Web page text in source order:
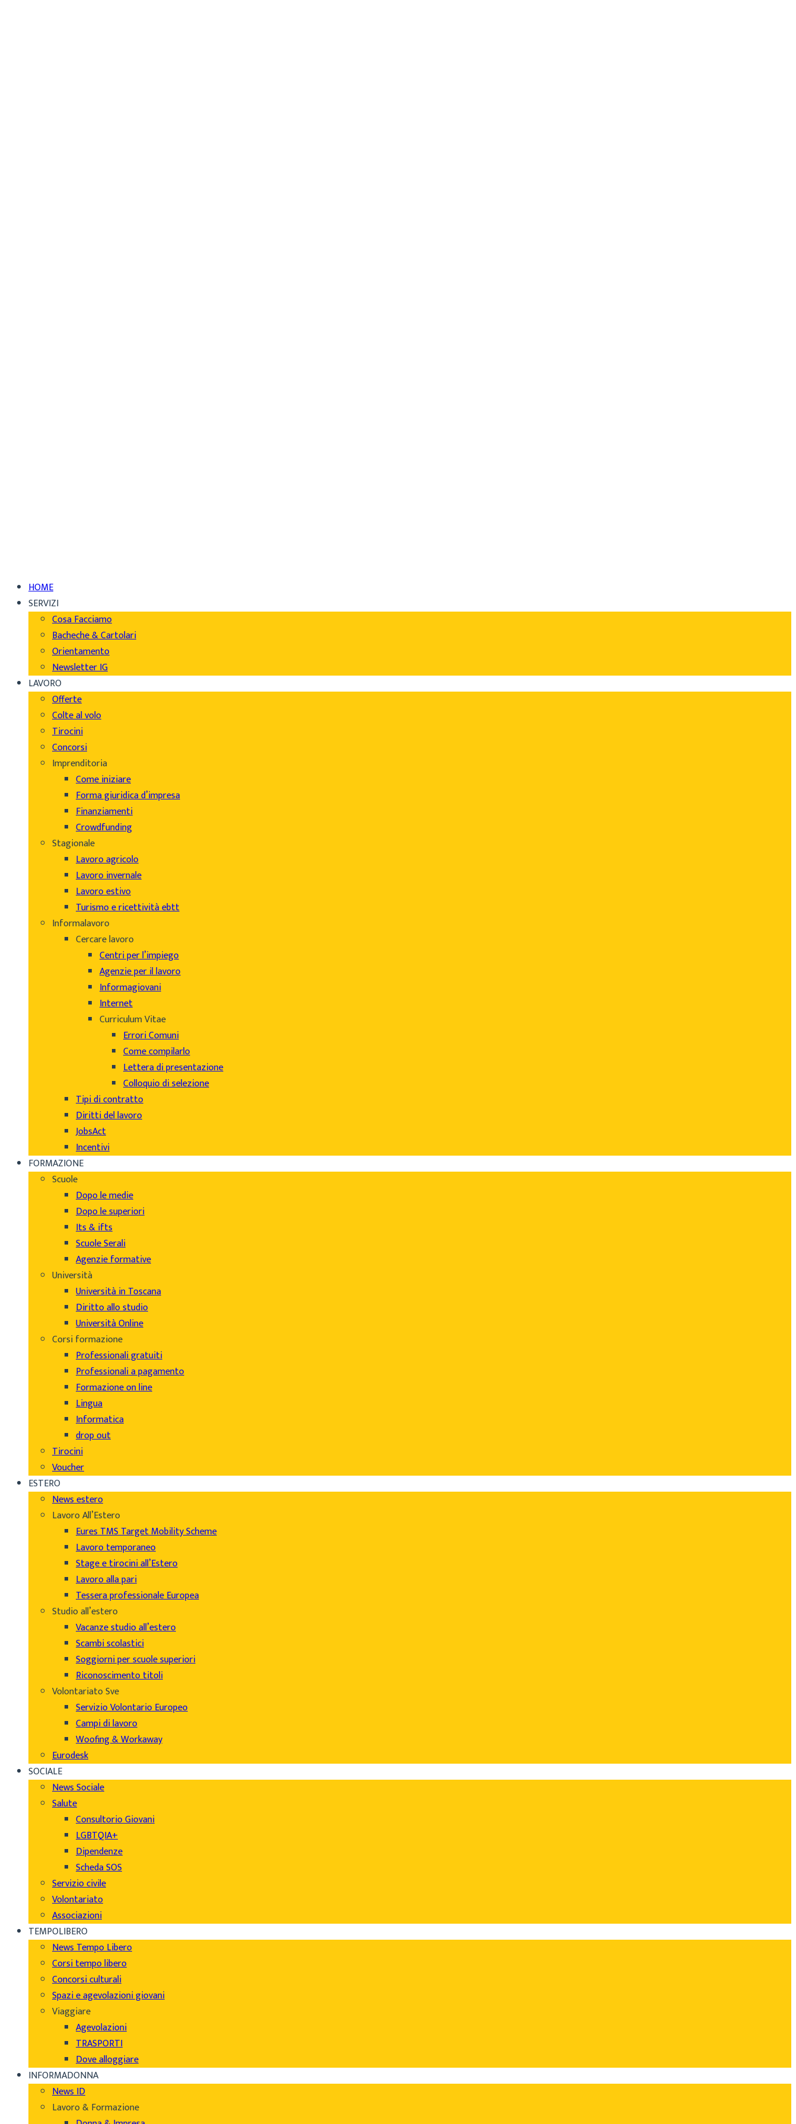
HOME
SERVIZI
Cosa Facciamo
Bacheche & Cartolari
Orientamento
Newsletter IG
LAVORO
Offerte
Colte al volo
Tirocini
Concorsi
Imprenditoria
Come iniziare
Forma giuridica d’impresa
Finanziamenti
Crowdfunding
Stagionale
Lavoro agricolo
Lavoro invernale
Lavoro estivo
Turismo e ricettività ebtt
Informalavoro
Cercare lavoro
Centri per l’impiego
Agenzie per il lavoro
Informagiovani
Internet
Curriculum Vitae
Errori Comuni
Come compilarlo
Lettera di presentazione
Colloquio di selezione
Tipi di contratto
Diritti del lavoro
JobsAct
Incentivi
FORMAZIONE
Scuole
Dopo le medie
Dopo le superiori
Its & ifts
Scuole Serali
Agenzie formative
Università
Università in Toscana
Diritto allo studio
Università Online
Corsi formazione
Professionali gratuiti
Professionali a pagamento
Formazione on line
Lingua
Informatica
drop out
Tirocini
Voucher
ESTERO
News estero
Lavoro All’Estero
Eures TMS Target Mobility Scheme
Lavoro temporaneo
Stage e tirocini all’Estero
Lavoro alla pari
Tessera professionale Europea
Studio all’estero
Vacanze studio all’estero
Scambi scolastici
Soggiorni per scuole superiori
Riconoscimento titoli
Volontariato Sve
Servizio Volontario Europeo
Campi di lavoro
Woofing & Workaway
Eurodesk
SOCIALE
News Sociale
Salute
Consultorio Giovani
LGBTQIA+
Dipendenze
Scheda SOS
Servizio civile
Volontariato
Associazioni
TEMPOLIBERO
News Tempo Libero
Corsi tempo libero
Concorsi culturali
Spazi e agevolazioni giovani
Viaggiare
Agevolazioni
TRASPORTI
Dove alloggiare
INFORMADONNA
News ID
Lavoro & Formazione